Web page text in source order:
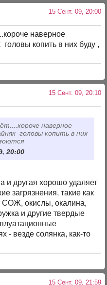
15 Сент. 09, 20:00
наверное
копить в них буду ,
15 Сент. 09, 20:10
наверное
головы копить в них
20:00
и другая хорошо удаляет
загрязнения, такие как
СОЖ, окислы, окалина,
и другие твердые
- везде солянка, как-то
15 Сент. 09, 21:59